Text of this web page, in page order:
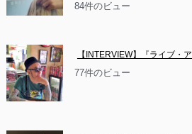
84件のビュー
【INTERVIEW】『ライブ・
77件のビュー